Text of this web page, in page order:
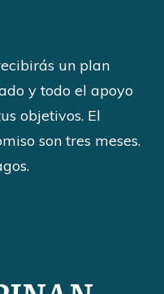
un plan
y todo el apoyo
objetivos. El
son tres meses.